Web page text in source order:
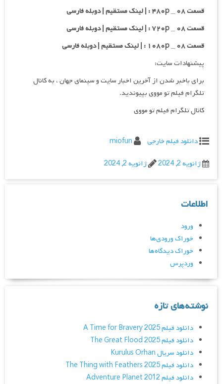
قسمت ۰۸ _ ۴۸۰p : | لینک مستقیم | دوبله فارسی
قسمت ۰۸ _ ۷۲۰p : | لینک مستقیم | دوبله فارسی
قسمت ۰۸ _ ۱۰۸۰p : | لینک مستقیم | دوبله فارسی
پیشنهادات سایت:
برای باخبر شدن از آخرین اخبار سایت و سینمای جهان ، به کانال
تلگرام فیلم تو مووی بپیوندید.
کانال تلگرام فیلم تو مووی
دانلود فیلم خارجی
miofun
ژانویه 2, 2024
ژانویه 2, 2024
اطلاعات
ورود
خوراک ورودی‌ها
خوراک دیدگاه‌ها
وردپرس
نوشته‌های تازه
دانلود فیلم A Time for Bravery 2025
دانلود فیلم The Great Flood 2025
دانلود سریال Kurulus Orhan
دانلود فیلم The Thing with Feathers 2025
دانلود فیلم Adventure Planet 2012